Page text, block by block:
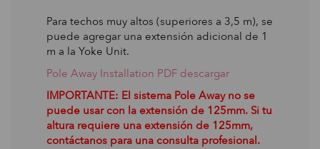
Para techos muy altos (superiores a 3,5 m), se
puede agregar una extensión adicional de 1
m a la Yoke Unit.
Pole Away Installation PDF descargar
IMPORTANTE: El sistema Pole Away no se
puede usar con la extensión de 125mm. Si tu
altura requiere una extensión de 125mm,
contáctanos para una consulta profesional.